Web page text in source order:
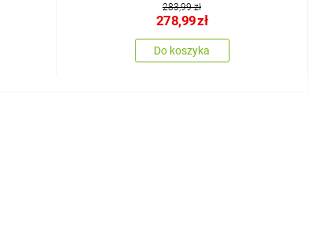
283,99 zł
278,99zł
Do koszyka